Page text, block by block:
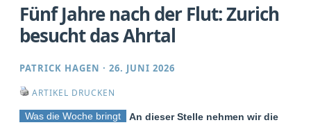
Fünf Jahre nach der Flut: Zurich
besucht das Ahrtal
PATRICK HAGEN ·26. JUNI 2026
ARTIKEL DRUCKEN
Was die Woche bringt
An dieser Stelle nehmen wir die